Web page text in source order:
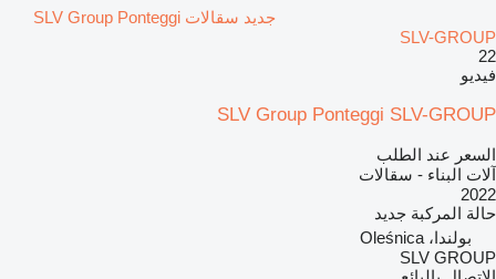
جديد سقالات SLV Group Ponteggi
SLV-GROUP
22
فيديو
SLV Group Ponteggi SLV-GROUP
السعر عند الطلب
آلات البناء - سقالات
2022
حالة المركبة جديد
بولندا، Oleśnica
SLV GROUP